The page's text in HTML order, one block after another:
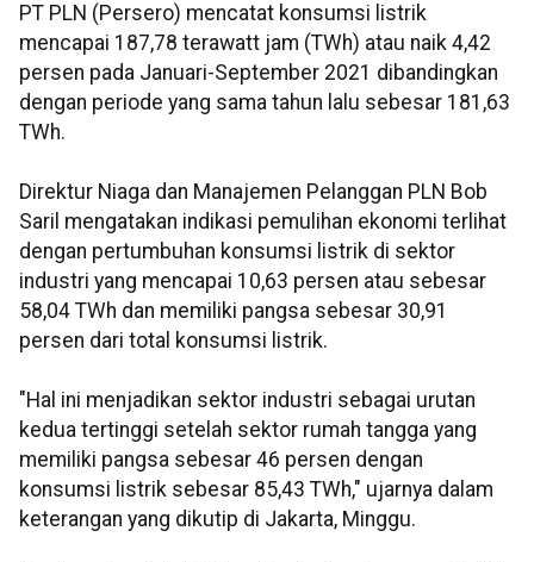
PT PLN (Persero) mencatat konsumsi listrik
mencapai 187,78 terawatt jam (TWh) atau naik 4,42
persen pada Januari-September 2021 dibandingkan
dengan periode yang sama tahun lalu sebesar 181,63
TWh.
Direktur Niaga dan Manajemen Pelanggan PLN Bob
Saril mengatakan indikasi pemulihan ekonomi terlihat
dengan pertumbuhan konsumsi listrik di sektor
industri yang mencapai 10,63 persen atau sebesar
58,04 TWh dan memiliki pangsa sebesar 30,91
persen dari total konsumsi listrik.
"Hal ini menjadikan sektor industri sebagai urutan
kedua tertinggi setelah sektor rumah tangga yang
memiliki pangsa sebesar 46 persen dengan
konsumsi listrik sebesar 85,43 TWh," ujarnya dalam
keterangan yang dikutip di Jakarta, Minggu.